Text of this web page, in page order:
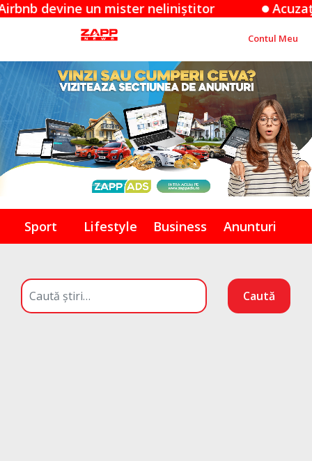
un mister neliniștitor Acuzațiile
Contul Meu
Sport Lifestyle Business Anunturi
Caută